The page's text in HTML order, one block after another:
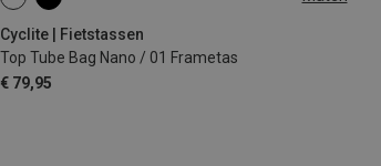
Cyclite | Fietstassen
Top Tube Bag Nano / 01 Frametas
€ 79,95
0.6L